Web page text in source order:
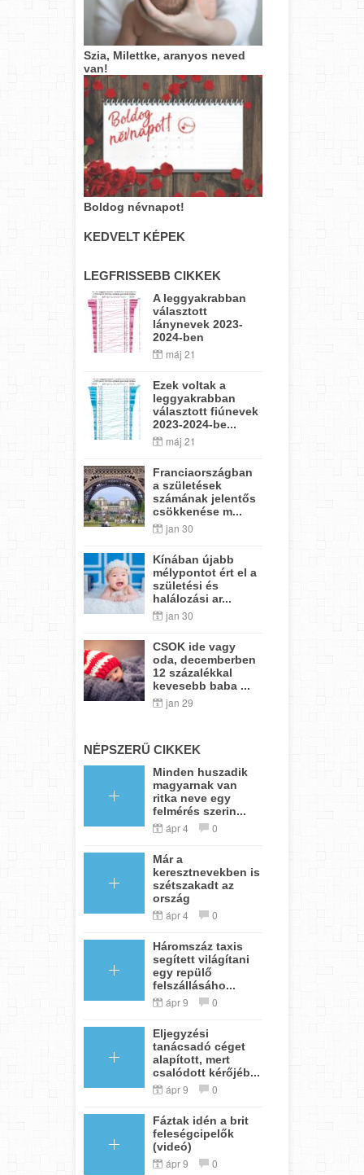
Szia, Milettke, aranyos neved
van!
Boldog névnapot!
KEDVELT KÉPEK
LEGFRISSEBB CIKKEK
A leggyakrabban
választott
lánynevek 2023-
2024-ben
máj 21
Ezek voltak a
leggyakrabban
választott fiúnevek
2023-2024-be...
máj 21
Franciaországban
a születések
számának jelentős
csökkenése m...
jan 30
Kínában újabb
mélypontot ért el a
születési és
halálozási ar...
jan 30
CSOK ide vagy
oda, decemberben
12 százalékkal
kevesebb baba ...
jan 29
NÉPSZERŰ CIKKEK
Minden huszadik
magyarnak van
ritka neve egy
felmérés szerin...
ápr 4 0
Már a
keresztnevekben is
szétszakadt az
ország
ápr 4 0
Háromszáz taxis
segített világítani
egy repülő
felszállásáho...
ápr 9 0
Eljegyzési
tanácsadó céget
alapított, mert
csalódott kérőjéb...
ápr 9 0
Fáztak idén a brit
feleségcipelők
(videó)
ápr 9 0